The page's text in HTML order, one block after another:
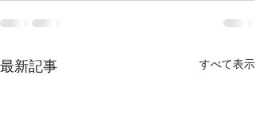
最新記事 すべて表示